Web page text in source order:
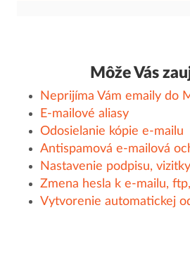
Môže Vás
Neprijíma Vám emaily do
E-mailové aliasy
Odosielanie kópie e-mailu
Antispamová e-mailová
Nastavenie podpisu,
Zmena hesla k e-mailu,
Vytvorenie automatickej